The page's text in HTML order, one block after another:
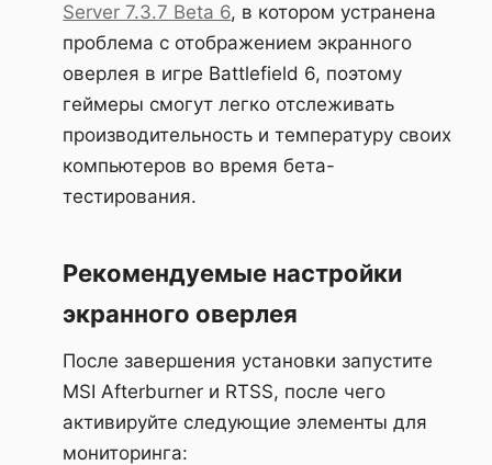
Server 7.3.7 Beta 6, в котором устранена
проблема с отображением экранного
оверлея в игре Battlefield 6, поэтому
геймеры смогут легко отслеживать
производительность и температуру своих
компьютеров во время бета-
тестирования.
Рекомендуемые настройки
экранного оверлея
После завершения установки запустите
MSI Afterburner и RTSS, после чего
активируйте следующие элементы для
мониторинга: